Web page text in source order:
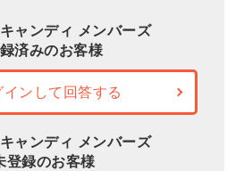
ャンディ メンバーズ
済みのお客様
インして回答する
ャンディ メンバーズ
登録のお客様